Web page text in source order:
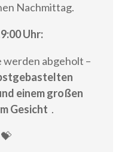
Nachmittag.
Uhr:
werden abgeholt –
einem großen
Gesicht .
💝